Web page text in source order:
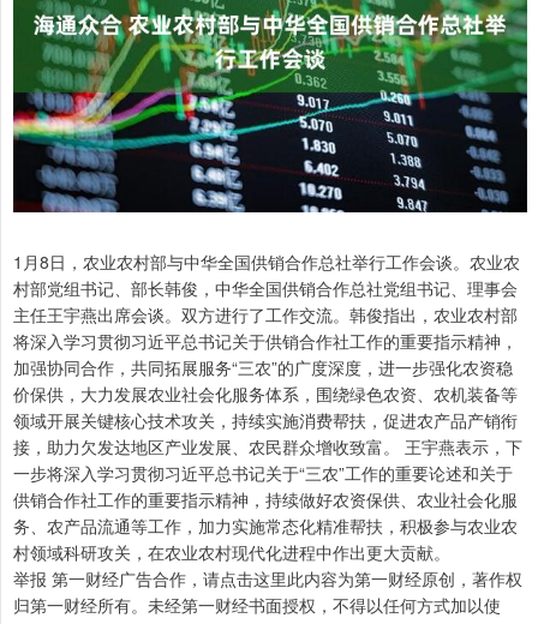
1月8日，农业农村部与中华全国供销合作总社举行工作会谈。农业农
村部党组书记、部长韩俊，中华全国供销合作总社党组书记、理事会
主任王宇燕出席会谈。双方进行了工作交流。韩俊指出，农业农村部
将深入学习贯彻习近平总书记关于供销合作社工作的重要指示精神，
加强协同合作，共同拓展服务“三农”的广度深度，进一步强化农资稳
价保供，大力发展农业社会化服务体系，围绕绿色农资、农机装备等
领域开展关键核心技术攻关，持续实施消费帮扶，促进农产品产销衔
接，助力欠发达地区产业发展、农民群众增收致富。 王宇燕表示，下
一步将深入学习贯彻习近平总书记关于“三农”工作的重要论述和关于
供销合作社工作的重要指示精神，持续做好农资保供、农业社会化服
务、农产品流通等工作，加力实施常态化精准帮扶，积极参与农业农
村领域科研攻关，在农业农村现代化进程中作出更大贡献。
举报 第一财经广告合作，请点击这里此内容为第一财经原创，著作权
归第一财经所有。未经第一财经书面授权，不得以任何方式加以使